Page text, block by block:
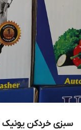
سبزی خردکن یونیک ۴ کیلویی موتور سنگین عمده